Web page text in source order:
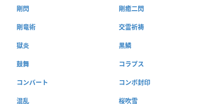
剛閃 剛癒二閃
剛竜術 交霊祈祷
獄炎 黒鱗
鼓舞 コラプス
コンバート コンボ封印
混乱 桜吹雪